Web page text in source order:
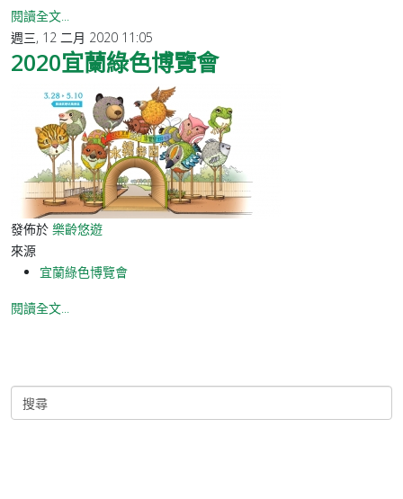
閱讀全文...
週三, 12 二月 2020 11:05
2020宜蘭綠色博覽會
發佈於 樂齡悠遊
來源
宜蘭綠色博覽會
閱讀全文...